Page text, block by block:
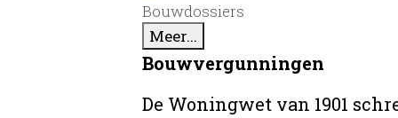
Bouwdossiers
Meer...
Bouwvergunningen
De Woningwet van 1901